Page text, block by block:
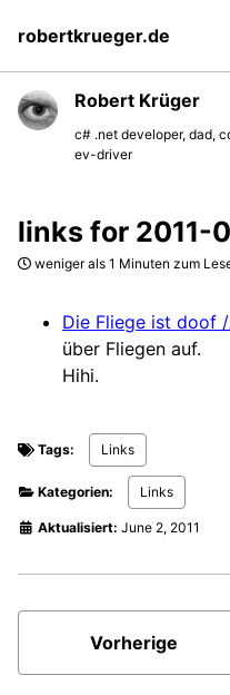
primary
navigation
content
footer
robertkrueger.de
Robert Krüger
c# .net developer, dad,
ev-driver
links for 2011-
weniger als 1 Minuten zum
Die Fliege ist doof
über Fliegen auf.
Hihi.
Tags: Links
Kategorien: Links
Aktualisiert: June 2, 2011
Vorherige